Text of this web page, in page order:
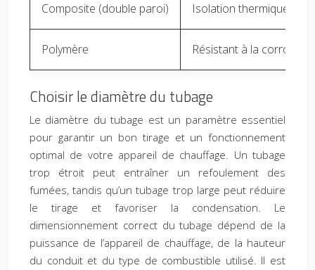
Composite (double paroi) Isolation thermique
Polymère Résistant à la corrosion
Choisir le diamètre du tubage
Le diamètre du tubage est un paramètre essentiel
pour garantir un bon tirage et un fonctionnement
optimal de votre appareil de chauffage. Un tubage
trop étroit peut entraîner un refoulement des
fumées, tandis qu’un tubage trop large peut réduire
le tirage et favoriser la condensation. Le
dimensionnement correct du tubage dépend de la
puissance de l’appareil de chauffage, de la hauteur
du conduit et du type de combustible utilisé. Il est